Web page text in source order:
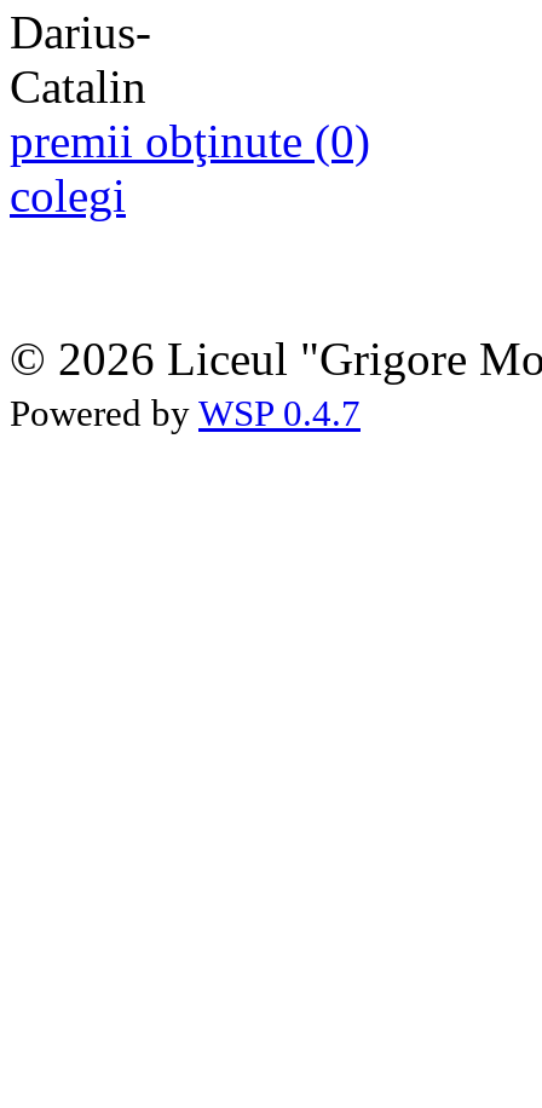
premii obţinute (0)
colegi
© 2026 Liceul "Grigore
Powered by WSP 0.4.7